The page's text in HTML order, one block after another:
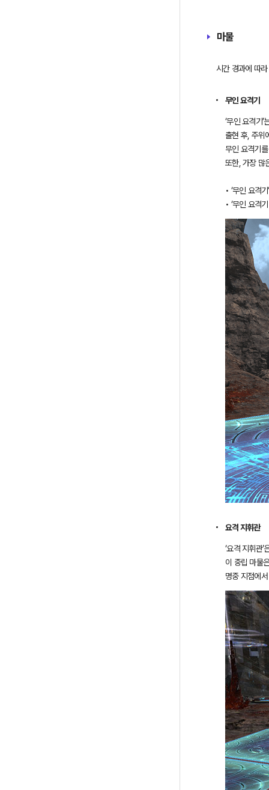
마물
시간 경과에 따
무인 요격기
‘무인 요격기
출현 후, 주위
무인 요격기
• ‘무인 요격
• ‘무인 요격
요격 지휘관
‘요격 지휘관
이 중립 마물